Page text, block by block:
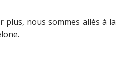
plus, nous sommes allés à la